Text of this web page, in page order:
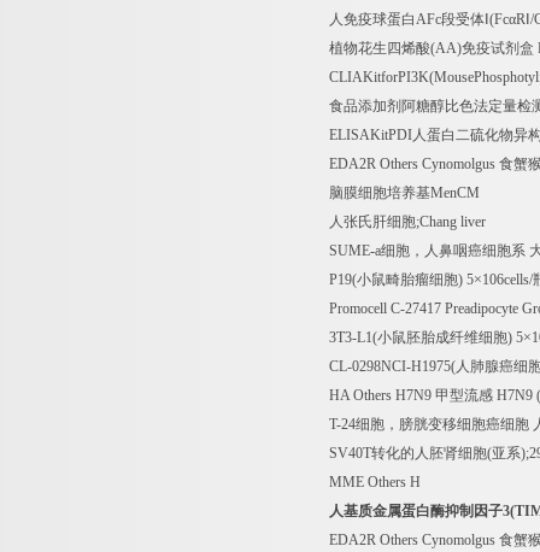
人免疫球蛋白AFc段受体Ⅰ (FcαR /
植物花生四烯酸(AA)免疫试剂盒
食品添加剂阿糖醇比色法定量检
ELISAKitPDI人蛋白二硫化物异
EDA2R Others Cynomolgus 食蟹
脑膜细胞培养基MenCM
人张氏肝细胞;Chang liver
SUME-a细胞，人鼻咽癌细胞系
P19(小鼠畸胎瘤细胞) 5×106cells/
Promocell C-27417 Preadipocyte
3T3-L1(小鼠胚胎成纤维细胞) 5×
CL-0298NCI-H1975(人肺腺癌细
HA Others H7N9 甲型流感 H7N9
T-24细胞，膀胱变移细胞癌细胞
SV40T转化的人胚肾细胞(亚系
MME Others H
人基质金属蛋白酶抑制因子
EDA2R Others Cynomolgus 食蟹